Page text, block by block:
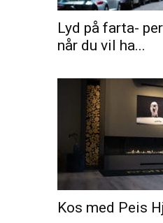
Lyd på farta-
når du vil ha...
Kos med Peis